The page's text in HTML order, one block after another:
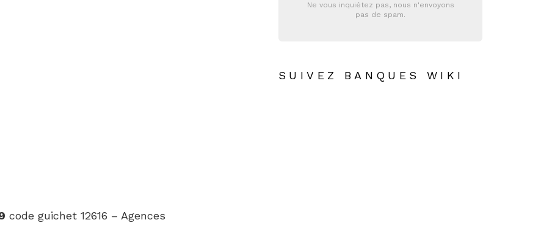
code guichet 12616 – Agences
Ne vous inquiétez pas, nous n'envoyons
pas de spam.
SUIVEZ BANQUES WIKI